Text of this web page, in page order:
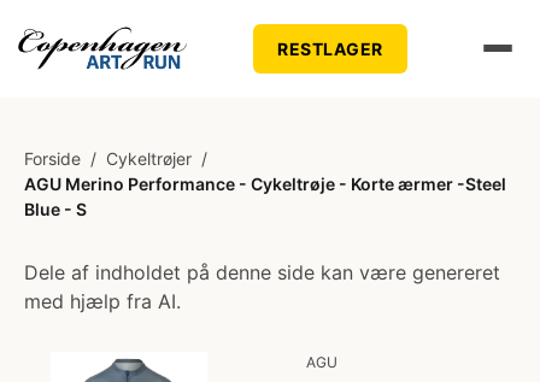
RESTLAGER
Forside / Cykeltrøjer /
AGU Merino Performance - Cykeltrøje - Korte ærmer -Steel
Blue - S
Dele af indholdet på denne side kan være genereret
med hjælp fra AI.
AGU